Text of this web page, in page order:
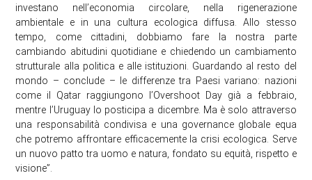
investano nell’economia circolare, nella rigenerazione
ambientale e in una cultura ecologica diffusa. Allo stesso
tempo, come cittadini, dobbiamo fare la nostra parte
cambiando abitudini quotidiane e chiedendo un cambiamento
strutturale alla politica e alle istituzioni. Guardando al resto del
mondo – conclude – le differenze tra Paesi variano: nazioni
come il Qatar raggiungono l’Overshoot Day già a febbraio,
mentre l’Uruguay lo posticipa a dicembre. Ma è solo attraverso
una responsabilità condivisa e una governance globale equa
che potremo affrontare efficacemente la crisi ecologica. Serve
un nuovo patto tra uomo e natura, fondato su equità, rispetto e
visione”.